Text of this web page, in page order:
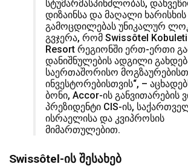
სტუმარმასპინძლობას,
დიზაინსა და მაღალი ხარისხის
გამოცდილებას უნიკალურ
გვჯერა, რომ Swissôtel
Resort რეგიონში ერთ-ერთი
დანიშნულების ადგილი
საერთაშორისო
ინვესტორებისთვის“, –
ბონი, Accor-ის განვითარების
პრეზიდენტი CIS-ის,
ისრაელისა და კვიპროსის
მიმართულებით.
Swissôtel-ის შესახებ